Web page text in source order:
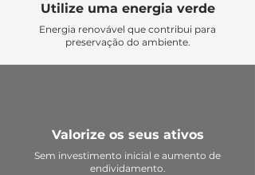
Utilize uma energia verde
Energia renovável que contribui para
preservação do ambiente.
Valorize os seus ativos
Sem investimento inicial e aumento de
endividamento.